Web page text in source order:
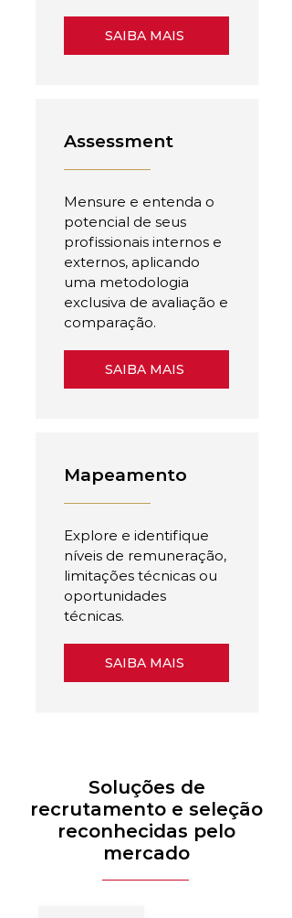
SAIBA MAIS
Assessment
Mensure e entenda o
potencial de seus
profissionais internos e
externos, aplicando
uma metodologia
exclusiva de avaliação e
comparação.
SAIBA MAIS
Mapeamento
Explore e identifique
níveis de remuneração,
limitações técnicas ou
oportunidades
técnicas.
SAIBA MAIS
Soluções de
recrutamento e seleção
reconhecidas pelo
mercado